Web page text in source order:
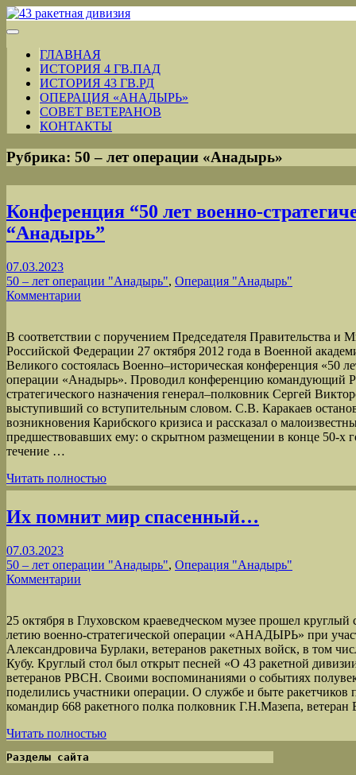
ГЛАВНАЯ
ИСТОРИЯ 4 ГВ.ПАД
ИСТОРИЯ 43 ГВ.РД
ОПЕРАЦИЯ «АНАДЫРЬ»
СОВЕТ ВЕТЕРАНОВ
КОНТАКТЫ
Рубрика: 50 – лет операции «Анадырь»
Конференция “50 лет военно-
“Анадырь”
07.03.2023
50 – лет операции "Анадырь", Операция "Анадырь"
Комментарии
В соответствии с поручением Председателя Правительства и
Российской Федерации 27 октября 2012 года в Военной
Великого состоялась Военно–историческая конференция «50
операции «Анадырь». Проводил конференцию командующий
стратегического назначения генерал–полковник Сергей
выступивший со вступительным словом. С.В. Каракаев
возникновения Карибского кризиса и рассказал о
предшествовавших ему: о скрытном размещении в конце 50-х
течение …
Читать полностью
Их помнит мир спасенный…
07.03.2023
50 – лет операции "Анадырь", Операция "Анадырь"
Комментарии
25 октября в Глуховском краеведческом музее прошел
летию военно-стратегической операции «АНАДЫРЬ» при
Александровича Бурлаки, ветеранов ракетных войск, в том
Кубу. Круглый стол был открыт песней «О 43 ракетной
ветеранов РВСН. Своими воспоминаниями о событиях
поделились участники операции. О службе и быте ракетчиков
командир 668 ракетного полка полковник Г.Н.Мазепа,
Читать полностью
Разделы сайта